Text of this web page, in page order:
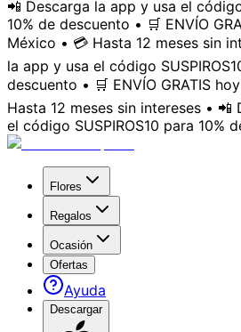
📲 Descarga la app y usa el
10% de descuento • 🛒 ENVÍO
México • 💳 Hasta 12 meses sin
la app y usa el código
descuento • 🛒 ENVÍO GRATIS
Hasta 12 meses sin intereses • 📲
el código SUSPIROS10 para 10%
Flores
Regalos
Ocasión
Ofertas
Ayuda
Descargar